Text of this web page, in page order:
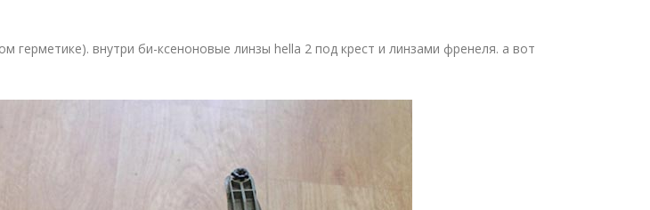
внутри би-ксеноновые линзы hella 2 под крест и линзами френеля. а вот